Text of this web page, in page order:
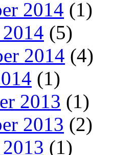
2014 (1)
(5)
2014 (4)
(1)
2013 (1)
2013 (2)
(1)